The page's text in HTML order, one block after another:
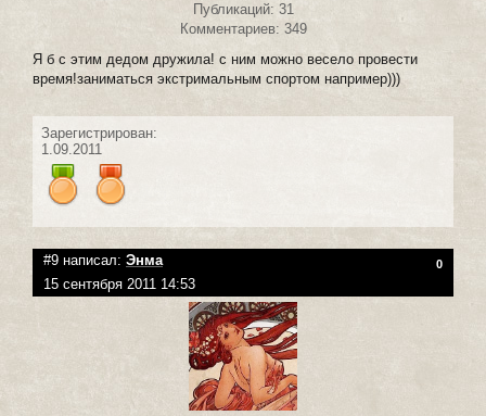
Публикаций: 31
Комментариев: 349
Я б с этим дедом дружила! с ним можно весело провести
время!заниматься экстримальным спортом например)))
Зарегистрирован:
1.09.2011
#9 написал: Энма 0
15 сентября 2011 14:53